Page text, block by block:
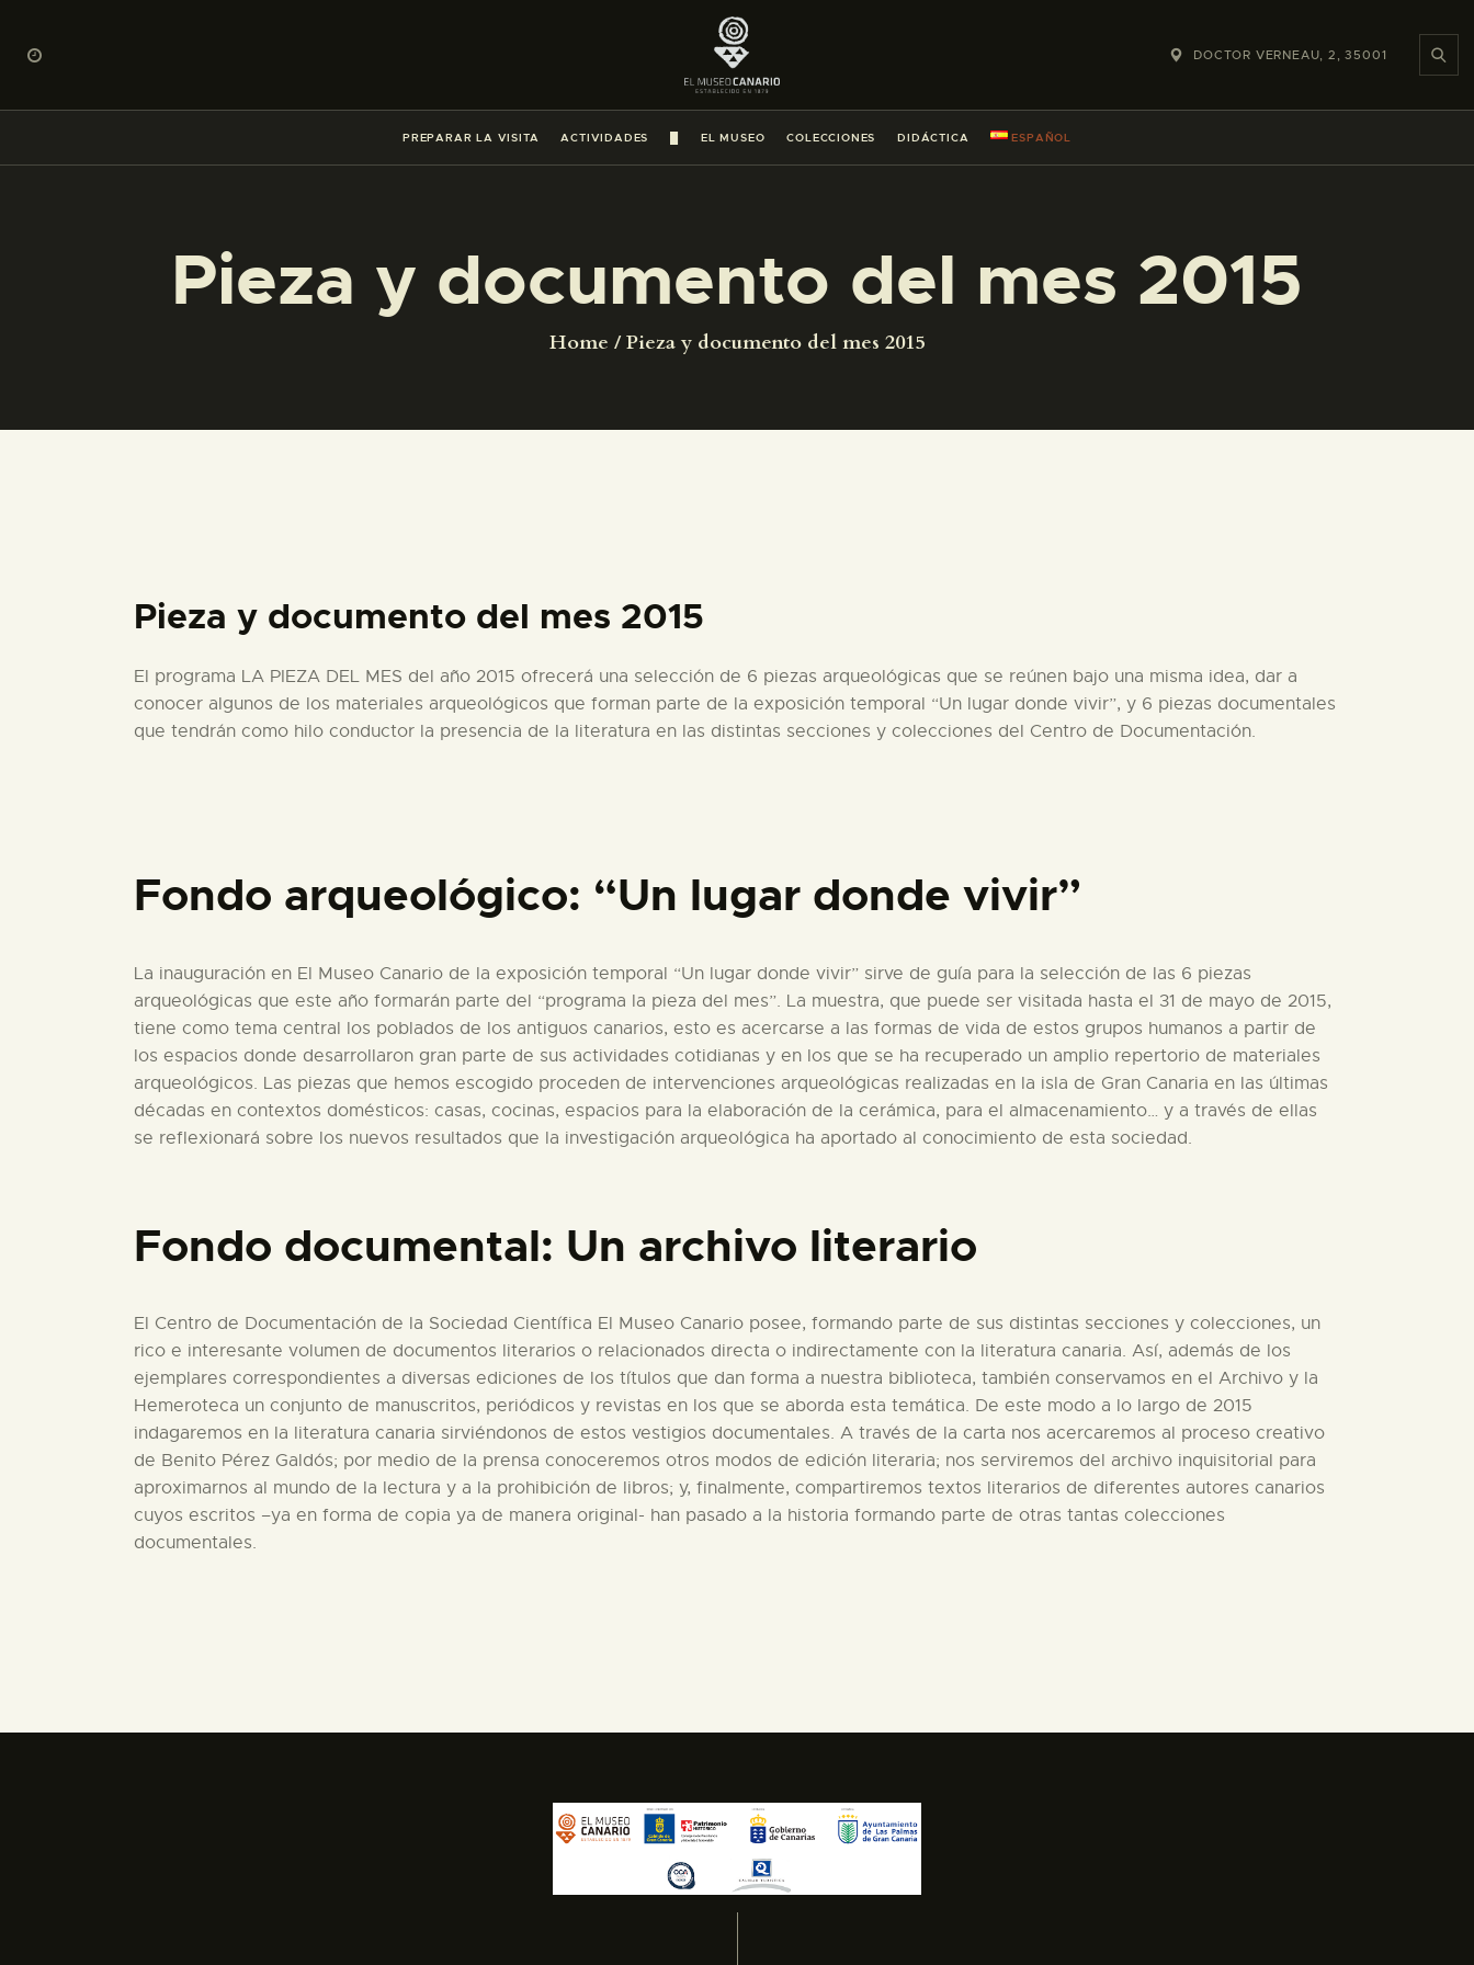
DOCTOR VERNEAU, 2, 35001
PREPARAR LA VISITA ACTIVIDADES EL MUSEO COLECCIONES DIDÁCTICA ESPAÑOL
Pieza y documento del mes 2015
Home Pieza y documento del mes 2015
PREPARAR LA VISITA
ACTIVIDADES
█
COLECCIONES
EL MUSEO
Pieza y documento del mes 2015
El programa LA PIEZA DEL MES del año 2015 ofrecerá una selección de 6 piezas arqueológicas que se reúnen bajo una misma idea, dar a
conocer algunos de los materiales arqueológicos que forman parte de la exposición temporal “Un lugar donde vivir”, y 6 piezas documentales
que tendrán como hilo conductor la presencia de la literatura en las distintas secciones y colecciones del Centro de Documentación.
Fondo arqueológico: “Un lugar donde vivir”
La inauguración en El Museo Canario de la exposición temporal “Un lugar donde vivir” sirve de guía para la selección de las 6 piezas
arqueológicas que este año formarán parte del “programa la pieza del mes”. La muestra, que puede ser visitada hasta el 31 de mayo de 2015,
tiene como tema central los poblados de los antiguos canarios, esto es acercarse a las formas de vida de estos grupos humanos a partir de
los espacios donde desarrollaron gran parte de sus actividades cotidianas y en los que se ha recuperado un amplio repertorio de materiales
arqueológicos. Las piezas que hemos escogido proceden de intervenciones arqueológicas realizadas en la isla de Gran Canaria en las últimas
décadas en contextos domésticos: casas, cocinas, espacios para la elaboración de la cerámica, para el almacenamiento… y a través de ellas
se reflexionará sobre los nuevos resultados que la investigación arqueológica ha aportado al conocimiento de esta sociedad.
Fondo documental: Un archivo literario
El Centro de Documentación de la Sociedad Científica El Museo Canario posee, formando parte de sus distintas secciones y colecciones, un
rico e interesante volumen de documentos literarios o relacionados directa o indirectamente con la literatura canaria. Así, además de los
ejemplares correspondientes a diversas ediciones de los títulos que dan forma a nuestra biblioteca, también conservamos en el Archivo y la
Hemeroteca un conjunto de manuscritos, periódicos y revistas en los que se aborda esta temática. De este modo a lo largo de 2015
indagaremos en la literatura canaria sirviéndonos de estos vestigios documentales. A través de la carta nos acercaremos al proceso creativo
de Benito Pérez Galdós; por medio de la prensa conoceremos otros modos de edición literaria; nos serviremos del archivo inquisitorial para
aproximarnos al mundo de la lectura y a la prohibición de libros; y, finalmente, compartiremos textos literarios de diferentes autores canarios
cuyos escritos –ya en forma de copia ya de manera original- han pasado a la historia formando parte de otras tantas colecciones
documentales.